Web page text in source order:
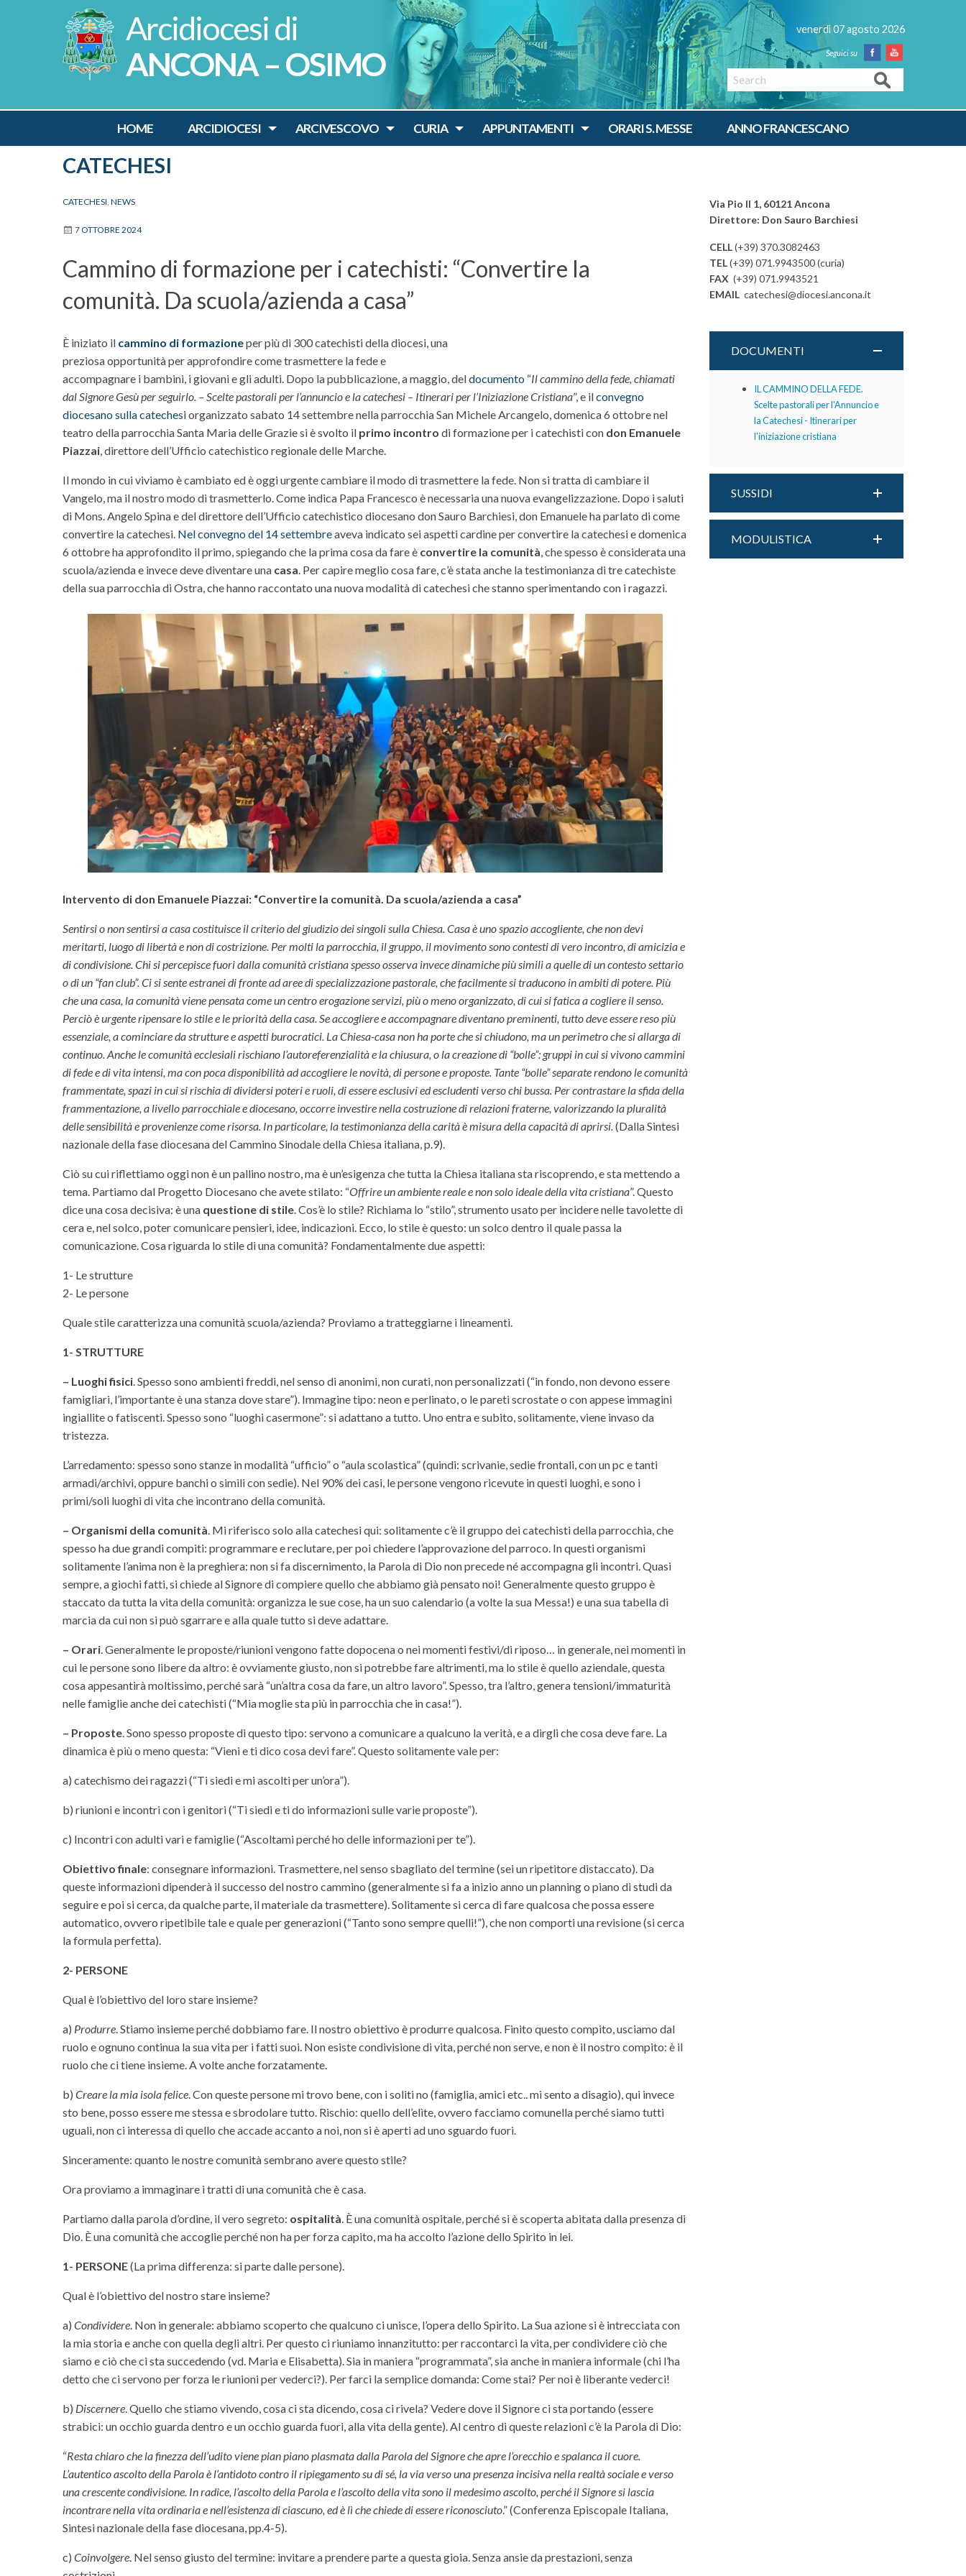
venerdì 07 agosto 2026
Facebook
Youtube
Search
CATECHESI
ANCONA – OSIMO
HOME ARCIDIOCESI ARCIVESCOVO CURIA APPUNTAMENTI ORARI S. MESSE ANNO FRANCESCANO
CATECHESI NEWS
7 OTTOBRE 2024
Cammino di formazione per i catechisti: “Convertire la
comunità. Da scuola/azienda a casa”
È iniziato il cammino di formazioneper più di 300 catechisti della diocesi, una
preziosa opportunità per approfondire come trasmettere la fede e
accompagnare i bambini, i giovani e gli adulti. Dopo la pubblicazione, a maggio, deldocumento “Il cammino della fede, chiamati
dal Signore Gesù per seguirlo. – Scelte pastorali per l’annuncio e la catechesi – Itinerari per l’Iniziazione Cristiana”, e ilconvegno
diocesano sulla catechesiorganizzato sabato 14 settembre nella parrocchia San Michele Arcangelo, domenica 6 ottobre nel
teatro della parrocchia Santa Maria delle Grazie si è svolto il primo incontro di formazione per i catechisti con don Emanuele
Piazzai , direttore dell’Ufficio catechistico regionale delle Marche.
Il mondo in cui viviamo è cambiato ed è oggi urgente cambiare il modo di trasmettere la fede. Non si tratta di cambiare il
Vangelo, ma il nostro modo di trasmetterlo. Come indica Papa Francesco è necessaria una nuova evangelizzazione. Dopo i saluti
di Mons. Angelo Spina e del direttore dell’Ufficio catechistico diocesano don Sauro Barchiesi, don Emanuele ha parlato di come
convertire la catechesi. Nel convegno del 14 settembreaveva indicato sei aspetti cardine per convertire la catechesi e domenica
6 ottobre ha approfondito il primo, spiegando che la prima cosa da fare è convertire la comunità , che spesso è considerata una
scuola/azienda e invece deve diventare una casa . Per capire meglio cosa fare, c’è stata anche la testimonianza di tre catechiste
della sua parrocchia di Ostra, che hanno raccontato una nuova modalità di catechesi che stanno sperimentando con i ragazzi.
Intervento di don Emanuele Piazzai: “Convertire la comunità. Da scuola/azienda a casa”
Sentirsi o non sentirsi a casa costituisce il criterio del giudizio dei singoli sulla Chiesa. Casa è uno spazio accogliente, che non devi
meritarti, luogo di libertà e non di costrizione. Per molti la parrocchia, il gruppo, il movimento sono contesti di vero incontro, di amicizia e
di condivisione. Chi si percepisce fuori dalla comunità cristiana spesso osserva invece dinamiche più simili a quelle di un contesto settario
o di un “fan club”. Ci si sente estranei di fronte ad aree di specializzazione pastorale, che facilmente si traducono in ambiti di potere. Più
che una casa, la comunità viene pensata come un centro erogazione servizi, più o meno organizzato, di cui si fatica a cogliere il senso.
Perciò è urgente ripensare lo stile e le priorità della casa. Se accogliere e accompagnare diventano preminenti, tutto deve essere reso più
essenziale, a cominciare da strutture e aspetti burocratici. La Chiesa-casa non ha porte che si chiudono, ma un perimetro che si allarga di
continuo. Anche le comunità ecclesiali rischiano l’autoreferenzialità e la chiusura, o la creazione di “bolle”: gruppi in cui si vivono cammini
di fede e di vita intensi, ma con poca disponibilità ad accogliere le novità, di persone e proposte. Tante “bolle” separate rendono le comunità
frammentate, spazi in cui si rischia di dividersi poteri e ruoli, di essere esclusivi ed escludenti verso chi bussa. Per contrastare la sfida della
frammentazione, a livello parrocchiale e diocesano, occorre investire nella costruzione di relazioni fraterne, valorizzando la pluralità
delle sensibilità e provenienze come risorsa. In particolare, la testimonianza della carità è misura della capacità di aprirsi. (Dalla Sintesi
nazionale della fase diocesana del Cammino Sinodale della Chiesa italiana, p.9).
Ciò su cui riflettiamo oggi non è un pallino nostro, ma è un’esigenza che tutta la Chiesa italiana sta riscoprendo, e sta mettendo a
tema. Partiamo dal Progetto Diocesano che avete stilato: “Offrire un ambiente reale e non solo ideale della vita cristiana”. Questo
dice una cosa decisiva: è una questione di stile . Cos’è lo stile? Richiama lo “stilo”, strumento usato per incidere nelle tavolette di
cera e, nel solco, poter comunicare pensieri, idee, indicazioni. Ecco, lo stile è questo: un solco dentro il quale passa la
comunicazione. Cosa riguarda lo stile di una comunità? Fondamentalmente due aspetti:
1- Le strutture
2- Le persone
Quale stile caratterizza una comunità scuola/azienda? Proviamo a tratteggiarne i lineamenti.
1- STRUTTURE
– Luoghi fisici . Spesso sono ambienti freddi, nel senso di anonimi, non curati, non personalizzati (“in fondo, non devono essere
famigliari, l’importante è una stanza dove stare”). Immagine tipo: neon e perlinato, o le pareti scrostate o con appese immagini
ingiallite o fatiscenti. Spesso sono “luoghi casermone”: si adattano a tutto. Uno entra e subito, solitamente, viene invaso da
tristezza.
L’arredamento: spesso sono stanze in modalità “ufficio” o “aula scolastica” (quindi: scrivanie, sedie frontali, con un pc e tanti
armadi/archivi, oppure banchi o simili con sedie). Nel 90% dei casi, le persone vengono ricevute in questi luoghi, e sono i
primi/soli luoghi di vita che incontrano della comunità.
– Organismi della comunità . Mi riferisco solo alla catechesi qui: solitamente c’è il gruppo dei catechisti della parrocchia, che
spesso ha due grandi compiti: programmare e reclutare, per poi chiedere l’approvazione del parroco. In questi organismi
solitamente l’anima non è la preghiera: non si fa discernimento, la Parola di Dio non precede né accompagna gli incontri. Quasi
sempre, a giochi fatti, si chiede al Signore di compiere quello che abbiamo già pensato noi! Generalmente questo gruppo è
staccato da tutta la vita della comunità: organizza le sue cose, ha un suo calendario (a volte la sua Messa!) e una sua tabella di
marcia da cui non si può sgarrare e alla quale tutto si deve adattare.
– Orari . Generalmente le proposte/riunioni vengono fatte dopocena o nei momenti festivi/di riposo… in generale, nei momenti in
cui le persone sono libere da altro: è ovviamente giusto, non si potrebbe fare altrimenti, ma lo stile è quello aziendale, questa
cosa appesantirà moltissimo, perché sarà “un’altra cosa da fare, un altro lavoro”. Spesso, tra l’altro, genera tensioni/immaturità
nelle famiglie anche dei catechisti (“Mia moglie sta più in parrocchia che in casa!”).
– Proposte . Sono spesso proposte di questo tipo: servono a comunicare a qualcuno la verità, e a dirgli che cosa deve fare. La
dinamica è più o meno questa: “Vieni e ti dico cosa devi fare”. Questo solitamente vale per:
a) catechismo dei ragazzi (“Ti siedi e mi ascolti per un’ora”).
b) riunioni e incontri con i genitori (“Ti siedi e ti do informazioni sulle varie proposte”).
c) Incontri con adulti vari e famiglie (“Ascoltami perché ho delle informazioni per te”).
Obiettivo finale: consegnare informazioni. Trasmettere, nel senso sbagliato del termine (sei un ripetitore distaccato). Da
queste informazioni dipenderà il successo del nostro cammino (generalmente si fa a inizio anno un planning o piano di studi da
seguire e poi si cerca, da qualche parte, il materiale da trasmettere). Solitamente si cerca di fare qualcosa che possa essere
automatico, ovvero ripetibile tale e quale per generazioni (“Tanto sono sempre quelli!”), che non comporti una revisione (si cerca
la formula perfetta).
2- PERSONE
Qual è l’obiettivo del loro stare insieme?
a) Produrre . Stiamo insieme perché dobbiamo fare. Il nostro obiettivo è produrre qualcosa. Finito questo compito, usciamo dal
ruolo e ognuno continua la sua vita per i fatti suoi. Non esiste condivisione di vita, perché non serve, e non è il nostro compito: è il
ruolo che ci tiene insieme. A volte anche forzatamente.
b) Creare la mia isola felice . Con queste persone mi trovo bene, con i soliti no (famiglia, amici etc.. mi sento a disagio), qui invece
sto bene, posso essere me stessa e sbrodolare tutto. Rischio: quello dell’elìte, ovvero facciamo comunella perché siamo tutti
uguali, non ci interessa di quello che accade accanto a noi, non si è aperti ad uno sguardo fuori.
Sinceramente: quanto le nostre comunità sembrano avere questo stile?
Ora proviamo a immaginare i tratti di una comunità che è casa.
Partiamo dalla parola d’ordine, il vero segreto: ospitalità . È una comunità ospitale, perché si è scoperta abitata dalla presenza di
Dio. È una comunità che accoglie perché non ha per forza capito, ma ha accolto l’azione dello Spirito in lei.
1- PERSONE(La prima differenza: si parte dalle persone).
Qual è l’obiettivo del nostro stare insieme?
a) Condividere . Non in generale: abbiamo scoperto che qualcuno ci unisce, l’opera dello Spirito. La Sua azione si è intrecciata con
la mia storia e anche con quella degli altri. Per questo ci riuniamo innanzitutto: per raccontarci la vita, per condividere ciò che
siamo e ciò che ci sta succedendo (vd. Maria e Elisabetta). Sia in maniera “programmata”, sia anche in maniera informale (chi l’ha
detto che ci servono per forza le riunioni per vederci?). Per farci la semplice domanda: Come stai? Per noi è liberante vederci!
b) Discernere . Quello che stiamo vivendo, cosa ci sta dicendo, cosa ci rivela? Vedere dove il Signore ci sta portando (essere
strabici: un occhio guarda dentro e un occhio guarda fuori, alla vita della gente). Al centro di queste relazioni c’è la Parola di Dio:
“Resta chiaro che la finezza dell’udito viene pian piano plasmata dalla Parola del Signore che apre l’orecchio e spalanca il cuore.
L’autentico ascolto della Parola è l’antidoto contro il ripiegamento su di sé, la via verso una presenza incisiva nella realtà sociale e verso
una crescente condivisione. In radice, l’ascolto della Parola e l’ascolto della vita sono il medesimo ascolto, perché il Signore si lascia
incontrare nella vita ordinaria e nell’esistenza di ciascuno, ed è lì che chiede di essere riconosciuto.” (Conferenza Episcopale Italiana,
Sintesi nazionale della fase diocesana, pp.4-5).
c) Coinvolgere . Nel senso giusto del termine: invitare a prendere parte a questa gioia. Senza ansie da prestazioni, senza
Via Pio II 1, 60121 Ancona
Direttore: Don Sauro Barchiesi
CELL(+39) 370.3082463
TEL(+39) 071.9943500 (curia)
FAX (+39) 071.9943521
EMAIL catechesi@diocesi.ancona.it
DOCUMENTI
IL CAMMINO DELLA FEDE.
Scelte pastorali per l'Annuncio e
la Catechesi - Itinerari per
l'iniziazione cristiana
SUSSIDI
MODULISTICA